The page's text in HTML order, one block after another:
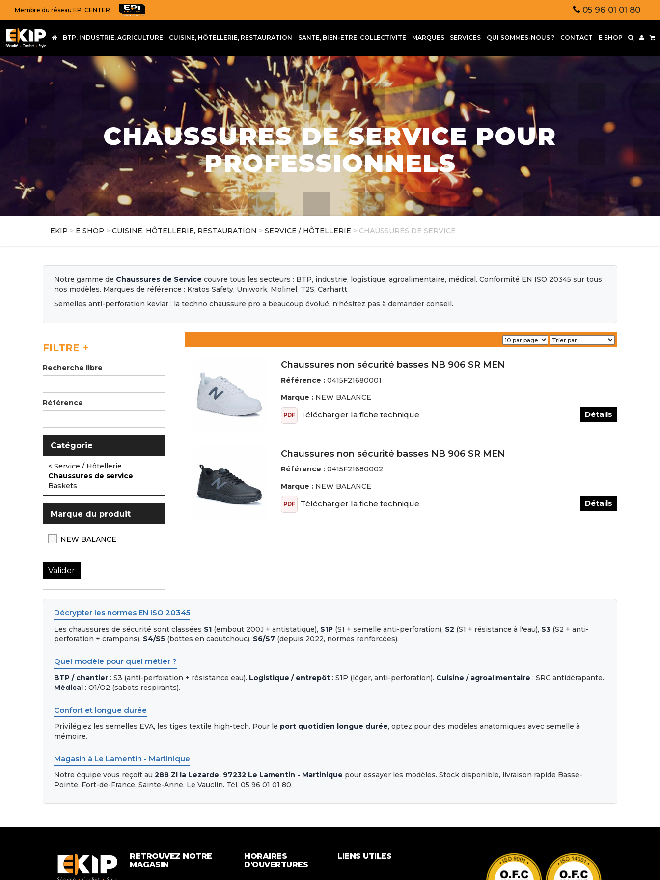
Membre du réseau EPI CENTER 05 96 01 01 80
BTP, INDUSTRIE, AGRICULTURE CUISINE, HÔTELLERIE, RESTAURATION SANTE, BIEN-ETRE, COLLECTIVITE MARQUES SERVICES QUI SOMMES-NOUS ? CONTACT E SHOP
CHAUSSURES DE SERVICE POUR
PROFESSIONNELS
EKIP > E SHOP > CUISINE, HÔTELLERIE, RESTAURATION > SERVICE / HÔTELLERIE > CHAUSSURES DE SERVICE
Notre gamme de Chaussures de Service couvre tous les secteurs : BTP, industrie, logistique, agroalimentaire, médical. Conformité EN ISO 20345 sur tous
nos modèles. Marques de référence : Kratos Safety, Uniwork, Molinel, T2S, Carhartt.
Semelles anti-perforation kevlar : la techno chaussure pro a beaucoup évolué, n'hésitez pas à demander conseil.
FILTRE +
Recherche libre
Référence
Catégorie
< Service / Hôtellerie
Chaussures de service
Baskets
Marque du produit
NEW BALANCE
Chaussures non sécurité basses NB 906 SR MEN
Référence : 0415F21680001
Marque : NEW BALANCE
Détails
PDF Télécharger la fiche technique
Chaussures non sécurité basses NB 906 SR MEN
Référence : 0415F21680002
Marque : NEW BALANCE
Détails
PDF Télécharger la fiche technique
Décrypter les normes EN ISO 20345
Les chaussures de sécurité sont classées S1 (embout 200J + antistatique), S1P (S1 + semelle anti-perforation), S2 (S1 + résistance à l'eau), S3 (S2 + anti-
perforation + crampons), S4/S5 (bottes en caoutchouc), S6/S7 (depuis 2022, normes renforcées).
Quel modèle pour quel métier ?
BTP / chantier : S3 (anti-perforation + résistance eau). Logistique / entrepôt : S1P (léger, anti-perforation). Cuisine / agroalimentaire : SRC antidérapante.
Médical : O1/O2 (sabots respirants).
Confort et longue durée
Privilégiez les semelles EVA, les tiges textile high-tech. Pour le port quotidien longue durée, optez pour des modèles anatomiques avec semelle à
mémoire.
Magasin à Le Lamentin - Martinique
Notre équipe vous reçoit au 288 ZI la Lezarde, 97232 Le Lamentin - Martinique pour essayer les modèles. Stock disponible, livraison rapide Basse-
Pointe, Fort-de-France, Sainte-Anne, Le Vauclin. Tél. 05 96 01 01 80.
RETROUVEZ NOTRE
MAGASIN
HORAIRES
D'OUVERTURES
LIENS UTILES